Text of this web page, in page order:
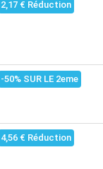
2,17 € Réduction
-50% SUR LE 2eme
4,56 € Réduction